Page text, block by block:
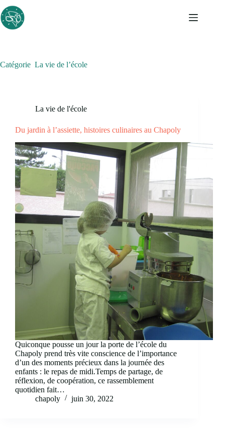
Passer
au
contenu
Catégorie La vie de l’école
La vie de l'école
Du jardin à l’assiette, histoires culinaires au Chapoly
Quiconque pousse un jour la porte de l’école du
Chapoly prend très vite conscience de l’importance
d’un des moments précieux dans la journée des
enfants : le repas de midi.Temps de partage, de
réflexion, de coopération, ce rassemblement
quotidien fait…
chapoly
juin 30, 2022